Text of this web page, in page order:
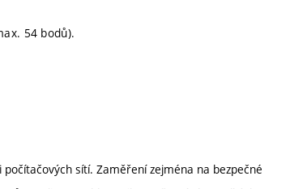
54 bodů).
sítí. Zaměření zejména na bezpečné